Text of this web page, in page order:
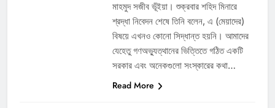
মাহমুদ সজীব ভূঁইয়া। শুক্রবার শহিদ মিনারে
শ্রদ্ধা নিবেদন শেষে তিনি বলেন, এ (মেয়াদের)
বিষয়ে এখনও কোনো সিদ্ধান্ত হয়নি। আমাদের
যেহেতু গণঅভ্যুত্থানের ভিত্তিতে গঠিত একটি
সরকার এবং অনেকগুলো সংস্কারের কথা…
Read More